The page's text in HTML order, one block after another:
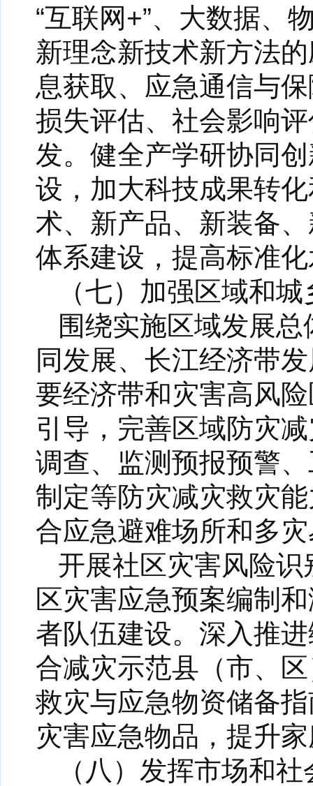
“互联网+”、大数据、
新理念新技术新方法
息获取、应急通信与
损失评估、社会影响
发。健全产学研协同
设，加大科技成果转
术、新产品、新装备
体系建设，提高标准
（七）加强区域和
围绕实施区域发展
同发展、长江经济带
要经济带和灾害高风
引导，完善区域防灾
调查、监测预报预警
制定等防灾减灾救灾
合应急避难场所和多
开展社区灾害风险
区灾害应急预案编制
者队伍建设。深入推
合减灾示范县（市、
救灾与应急物资储备
灾害应急物品，提升
（八）发挥市场和